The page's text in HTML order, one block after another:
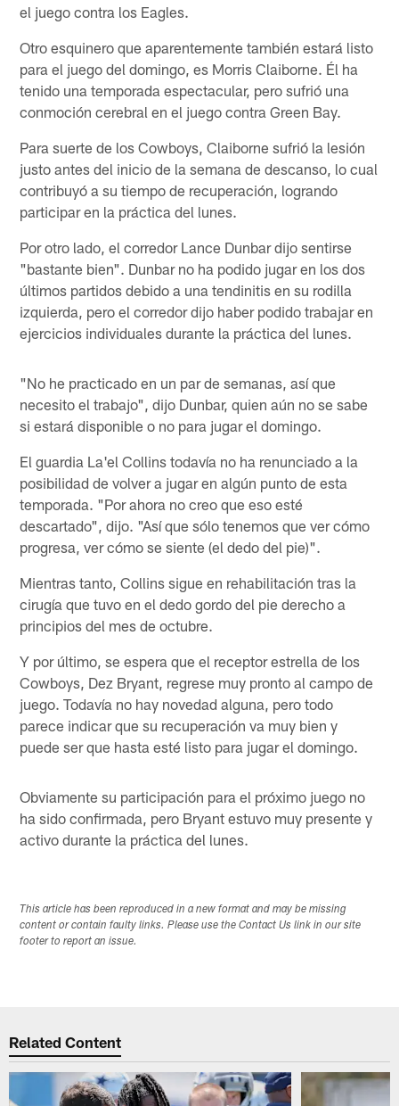
el juego contra los Eagles.
Otro esquinero que aparentemente también estará listo
para el juego del domingo, es Morris Claiborne. Él ha
tenido una temporada espectacular, pero sufrió una
conmoción cerebral en el juego contra Green Bay.
Para suerte de los Cowboys, Claiborne sufrió la lesión
justo antes del inicio de la semana de descanso, lo cual
contribuyó a su tiempo de recuperación, logrando
participar en la práctica del lunes.
Por otro lado, el corredor Lance Dunbar dijo sentirse
"bastante bien". Dunbar no ha podido jugar en los dos
últimos partidos debido a una tendinitis en su rodilla
izquierda, pero el corredor dijo haber podido trabajar en
ejercicios individuales durante la práctica del lunes.
"No he practicado en un par de semanas, así que
necesito el trabajo", dijo Dunbar, quien aún no se sabe
si estará disponible o no para jugar el domingo.
El guardia La'el Collins todavía no ha renunciado a la
posibilidad de volver a jugar en algún punto de esta
temporada. "Por ahora no creo que eso esté
descartado", dijo. "Así que sólo tenemos que ver cómo
progresa, ver cómo se siente (el dedo del pie)".
Mientras tanto, Collins sigue en rehabilitación tras la
cirugía que tuvo en el dedo gordo del pie derecho a
principios del mes de octubre.
Y por último, se espera que el receptor estrella de los
Cowboys, Dez Bryant, regrese muy pronto al campo de
juego. Todavía no hay novedad alguna, pero todo
parece indicar que su recuperación va muy bien y
puede ser que hasta esté listo para jugar el domingo.
Obviamente su participación para el próximo juego no
ha sido confirmada, pero Bryant estuvo muy presente y
activo durante la práctica del lunes.
This article has been reproduced in a new format and may be missing
content or contain faulty links. Please use the Contact Us link in our site
footer to report an issue.
Related Content